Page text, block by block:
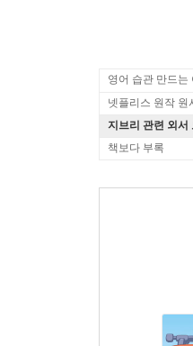
영어 습관 만드는
넷플리스 원작 원
지브리 관련 외서
책보다 부록